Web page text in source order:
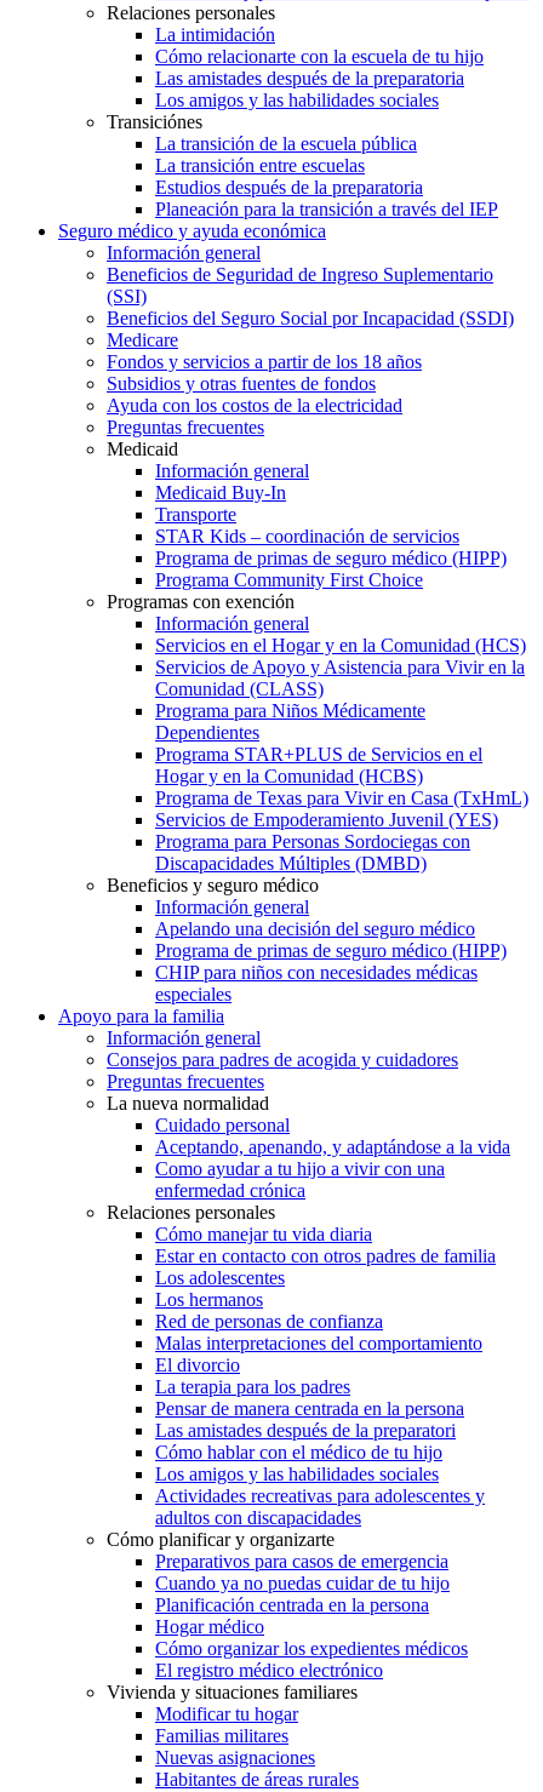
Relaciones personales
La intimidación
Cómo relacionarte con la escuela de tu hijo
Las amistades después de la preparatoria
Los amigos y las habilidades sociales
Transiciónes
La transición de la escuela pública
La transición entre escuelas
Estudios después de la preparatoria
Planeación para la transición a través del IEP
Seguro médico y ayuda económica
Información general
Beneficios de Seguridad de Ingreso Suplementario
(SSI)
Beneficios del Seguro Social por Incapacidad (SSDI)
Medicare
Fondos y servicios a partir de los 18 años
Subsidios y otras fuentes de fondos
Ayuda con los costos de la electricidad
Preguntas frecuentes
Medicaid
Información general
Medicaid Buy-In
Transporte
STAR Kids – coordinación de servicios
Programa de primas de seguro médico (HIPP)
Programa Community First Choice
Programas con exención
Información general
Servicios en el Hogar y en la Comunidad (HCS)
Servicios de Apoyo y Asistencia para Vivir en la
Comunidad (CLASS)
Programa para Niños Médicamente
Dependientes
Programa STAR+PLUS de Servicios en el
Hogar y en la Comunidad (HCBS)
Programa de Texas para Vivir en Casa (TxHmL)
Servicios de Empoderamiento Juvenil (YES)
Programa para Personas Sordociegas con
Discapacidades Múltiples (DMBD)
Beneficios y seguro médico
Información general
Apelando una decisión del seguro médico
Programa de primas de seguro médico (HIPP)
CHIP para niños con necesidades médicas
especiales
Apoyo para la familia
Información general
Consejos para padres de acogida y cuidadores
Preguntas frecuentes
La nueva normalidad
Cuidado personal
Aceptando, apenando, y adaptándose a la vida
Como ayudar a tu hijo a vivir con una
enfermedad crónica
Relaciones personales
Cómo manejar tu vida diaria
Estar en contacto con otros padres de familia
Los adolescentes
Los hermanos
Red de personas de confianza
Malas interpretaciones del comportamiento
El divorcio
La terapia para los padres
Pensar de manera centrada en la persona
Las amistades después de la preparatori
Cómo hablar con el médico de tu hijo
Los amigos y las habilidades sociales
Actividades recreativas para adolescentes y
adultos con discapacidades
Cómo planificar y organizarte
Preparativos para casos de emergencia
Cuando ya no puedas cuidar de tu hijo
Planificación centrada en la persona
Hogar médico
Cómo organizar los expedientes médicos
El registro médico electrónico
Vivienda y situaciones familiares
Modificar tu hogar
Familias militares
Nuevas asignaciones
Habitantes de áreas rurales